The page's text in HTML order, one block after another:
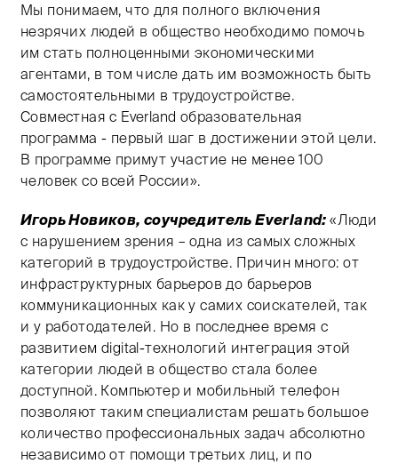
Мы понимаем, что для полного включения
незрячих людей в общество необходимо помочь
им стать полноценными экономическими
агентами, в том числе дать им возможность быть
самостоятельными в трудоустройстве.
Совместная с Everland образовательная
программа - первый шаг в достижении этой цели.
В программе примут участие не менее 100
человек со всей России».
Игорь Новиков, соучредитель Everland:«Люди
с нарушением зрения – одна из самых сложных
категорий в трудоустройстве. Причин много: от
инфраструктурных барьеров до барьеров
коммуникационных как у самих соискателей, так
и у работодателей. Но в последнее время с
развитием digital-технологий интеграция этой
категории людей в общество стала более
доступной. Компьютер и мобильный телефон
позволяют таким специалистам решать большое
количество профессиональных задач абсолютно
независимо от помощи третьих лиц, и по